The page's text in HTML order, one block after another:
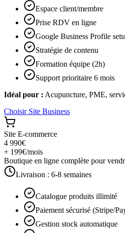
Espace client/membre
Prise RDV en ligne
Google Business Profile
Stratégie de contenu
Formation équipe (2h)
Support prioritaire 6 mois
Idéal pour : Acupuncture, PME,
Choisir Site Business
Site E-commerce
4 990€
+ 199€/mois
Boutique en ligne complète pour
Livraison : 6-8 semaines
Catalogue produits illimité
Paiement sécurisé (Stripe/
Gestion stock automatique